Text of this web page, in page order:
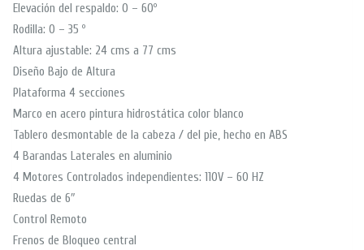
Elevación del respaldo: 0 – 60º
Rodilla: 0 – 35 º
Altura ajustable: 24 cms a 77 cms
Diseño Bajo de Altura
Plataforma 4 secciones
Marco en acero pintura hidrostática color blanco
Tablero desmontable de la cabeza / del pie, hecho en ABS
4 Barandas Laterales en aluminio
4 Motores Controlados independientes: 110V – 60 HZ
Ruedas de 6″
Control Remoto
Frenos de Bloqueo central